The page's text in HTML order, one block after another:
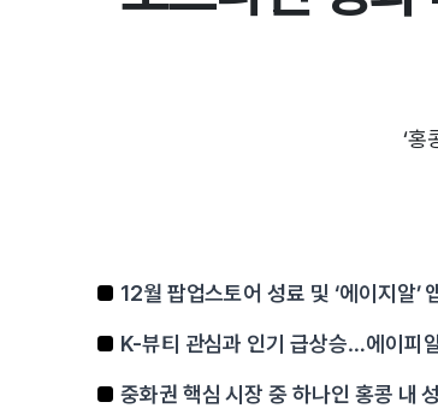
‘홍
■ 12월 팝업스토어 성료 및 ‘에이지알’
■ K-뷰티 관심과 인기 급상승…에이
■ 중화권 핵심 시장 중 하나인 홍콩 내